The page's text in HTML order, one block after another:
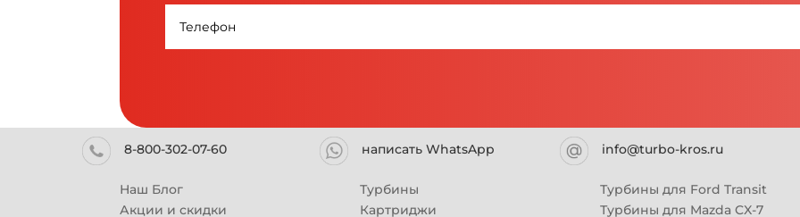
8-800-302-07-60 написать WhatsApp info@turbo-kros.ru
Наш Блог
Акции и скидки
Турбины
Картриджи
Турбины для Ford Transit
Турбины для Mazda CX-7